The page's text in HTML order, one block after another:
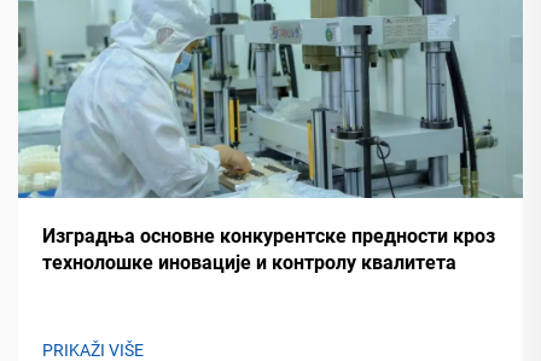
Изградња основне конкурентске предности кроз
технолошке иновације и контролу квалитета
PRIKAŽI VIŠE